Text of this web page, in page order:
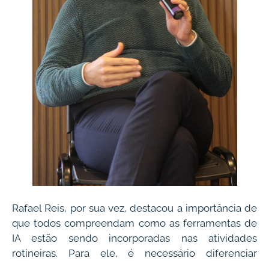
Rafael Reis, por sua vez, destacou a importância de
que todos compreendam como as ferramentas de
IA estão sendo incorporadas nas atividades
rotineiras. Para ele, é necessário diferenciar